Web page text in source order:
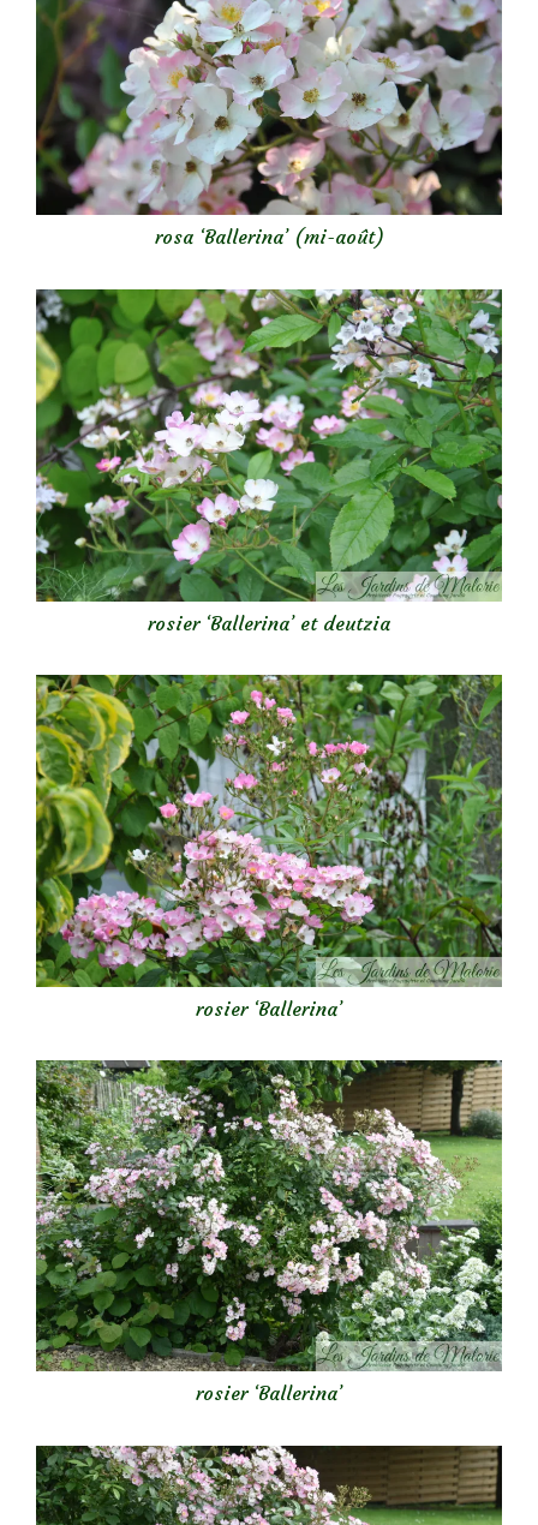
rosa ‘Ballerina’ (mi-août)
rosier ‘Ballerina’ et deutzia
rosier ‘Ballerina’
rosier ‘Ballerina’